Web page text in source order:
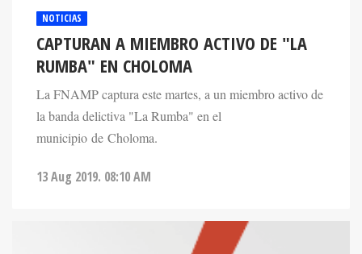
NOTICIAS
CAPTURAN A MIEMBRO ACTIVO DE "LA
RUMBA" EN CHOLOMA
La FNAMP captura este martes, a un miembro activo de
la banda delictiva "La Rumba" en el
municipio de Choloma.
13 Aug 2019. 08:10 AM